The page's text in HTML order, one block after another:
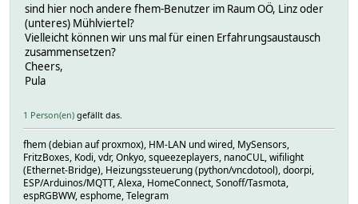
sind hier noch andere fhem-Benutzer im Raum OÖ, Linz oder
(unteres) Mühlviertel?
Vielleicht können wir uns mal für einen Erfahrungsaustausch
zusammensetzen?
Cheers,
Pula
1 Person(en) gefällt das.
fhem (debian auf proxmox), HM-LAN und wired, MySensors,
FritzBoxes, Kodi, vdr, Onkyo, squeezeplayers, nanoCUL, wifilight
(Ethernet-Bridge), Heizungssteuerung (python/vncdotool), doorpi,
ESP/Arduinos/MQTT, Alexa, HomeConnect, Sonoff/Tasmota,
espRGBWW, esphome, Telegram